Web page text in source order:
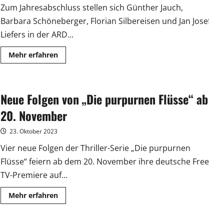
Zum Jahresabschluss stellen sich Günther Jauch,
Barbara Schöneberger, Florian Silbereisen und Jan
Liefers in der ARD...
Mehr erfahrenMehr
Informationen
Quiz“:
Kai
wird
neuer
Moderator
Neue Folgen von „Die purpurnen Flüsse“ ab
20. November
23. Oktober 2023
Vier neue Folgen der Thriller-Serie „Die purpurnen
Flüsse“ feiern ab dem 20. November ihre deutsche
TV-Premiere auf...
Mehr erfahrenMehr
Informationen